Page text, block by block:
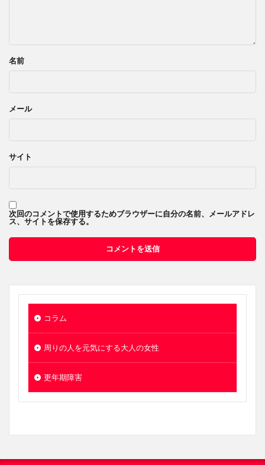
名前
メール
サイト
次回のコメントで使用するためブラウザーに自分の名前、メールアドレ
ス、サイトを保存する。
コラム
周りの人を元気にする大人の女性
更年期障害